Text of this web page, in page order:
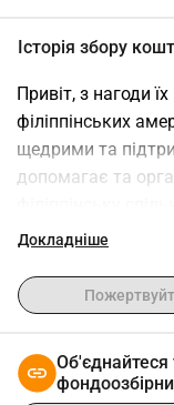
Історія збору
Привіт, з нагоди
філіппінських
щедрими та
допомагає та
спроможності.
ресурси до людей,
зокрема до наших
ситуацій, таких
які тривожно
Докладніше
Об'єднайтеся